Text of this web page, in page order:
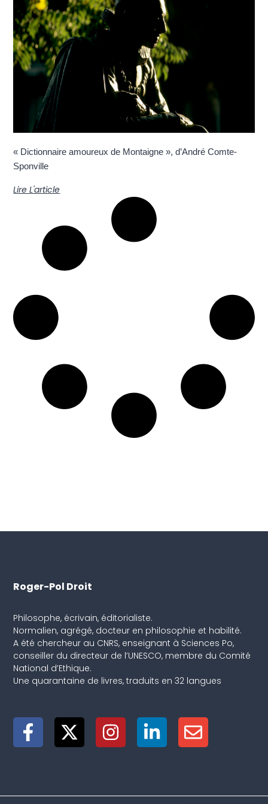
« Dictionnaire amoureux de Montaigne », d’André Comte-
Sponville
Lire L'article
Roger-Pol Droit
Philosophe, écrivain, éditorialiste.
Normalien, agrégé, docteur en philosophie et habilité.
A été chercheur au CNRS, enseignant à Sciences Po,
conseiller du directeur de l’UNESCO, membre du Comité
National d’Ethique.
Une quarantaine de livres, traduits en 32 langues